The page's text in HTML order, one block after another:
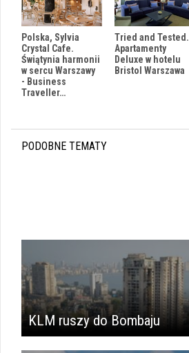
Polska, Sylvia
Crystal Cafe.
Świątynia harmonii
w sercu Warszawy
- Business
Traveller…
Tried and Tested.
Apartamenty
Deluxe w hotelu
Bristol Warszawa
PODOBNE TEMATY
KLM ruszy do Bombaju